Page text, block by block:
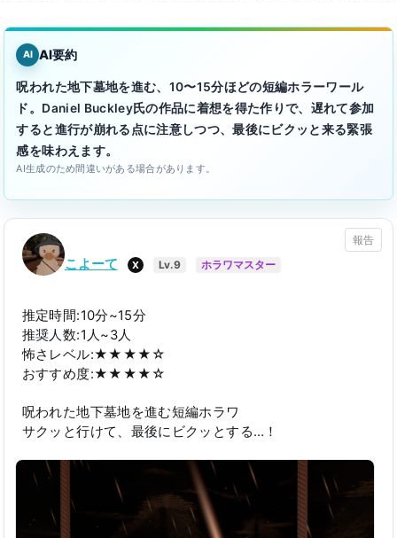
AI AI要約
呪われた地下墓地を進む、10〜15分ほどの短編ホラーワール
ド。Daniel Buckley氏の作品に着想を得た作りで、遅れて参加
すると進行が崩れる点に注意しつつ、最後にビクッと来る緊張
感を味わえます。
AI生成のため間違いがある場合があります。
報告
こよーて X Lv.9 ホラワマスター
推定時間:10分~15分
推奨人数:1人~3人
怖さレベル:★★★★☆
おすすめ度:★★★★☆
呪われた地下墓地を進む短編ホラワ
サクッと行けて、最後にビクッとする…！